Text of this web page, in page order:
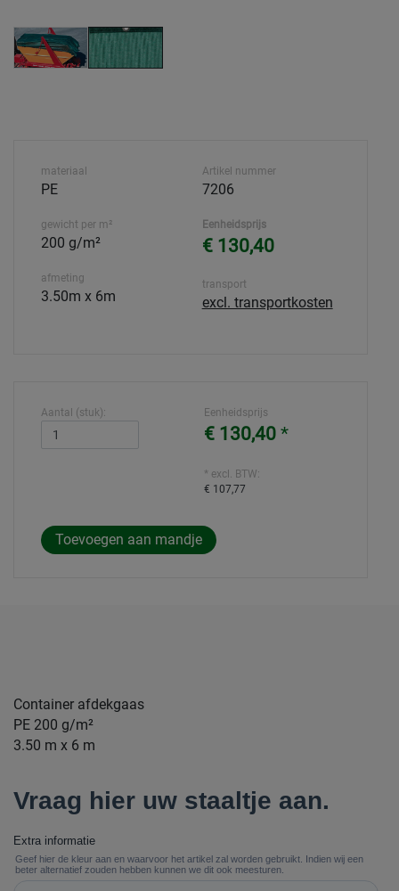
materiaal
PE
gewicht per m²
200 g/m²
afmeting
3.50m x 6m
Artikel nummer
7206
Eenheidsprijs
€ 130,40
transport
excl. transportkosten
Aantal (stuk): Eenheidsprijs
€ 130,40 *
* excl. BTW:
€ 107,77
Container afdekgaas
PE 200 g/m²
3.50 m x 6 m